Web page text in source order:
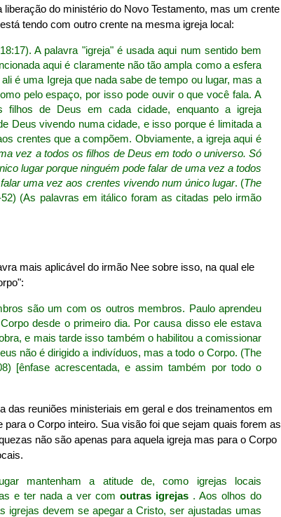
do ministério do Novo Testamento, mas um crente
tendo com outro crente na mesma igreja local:
A palavra "igreja" é usada aqui num sentido bem
aqui é claramente não tão ampla como a esfera
é uma Igreja que nada sabe de tempo ou lugar, mas a
pelo espaço, por isso pode ouvir o que você fala. A
filhos de Deus em cada cidade, enquanto a igreja
Deus vivendo numa cidade, e isso porque é limitada a
crentes que a compõem. Obviamente, a igreja aqui é
vez a todos os filhos de Deus em todo o universo. Só
lugar porque ninguém pode falar de uma vez a todos
uma vez aos crentes vivendo num único lugar. (The
(As palavras em itálico foram as citadas pelo irmão
mais aplicável do irmão Nee sobre isso, na qual ele
são um com os outros membros. Paulo aprendeu
desde o primeiro dia. Por causa disso ele estava
e mais tarde isso também o habilitou a comissionar
não é dirigido a indivíduos, mas a todo o Corpo. (The
[ênfase acrescentada, e assim também por todo o
das reuniões ministeriais em geral e dos treinamentos em
o Corpo inteiro. Sua visão foi que sejam quais forem as
não são apenas para aquela igreja mas para o Corpo
mantenham a atitude de, como igrejas locais
e ter nada a ver com outras igrejas . Aos olhos do
igrejas devem se apegar a Cristo, ser ajustadas umas